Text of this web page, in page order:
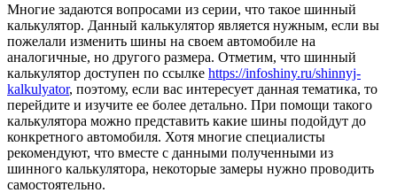
Многие задаются вопросами из серии, что такое шинный
калькулятор. Данный калькулятор является нужным, если вы
пожелали изменить шины на своем автомобиле на
аналогичные, но другого размера. Отметим, что шинный
калькулятор доступен по ссылке https://infoshiny.ru/shinnyj-
kalkulyator, поэтому, если вас интересует данная тематика, то
перейдите и изучите ее более детально. При помощи такого
калькулятора можно представить какие шины подойдут до
конкретного автомобиля. Хотя многие специалисты
рекомендуют, что вместе с данными полученными из
шинного калькулятора, некоторые замеры нужно проводить
самостоятельно.